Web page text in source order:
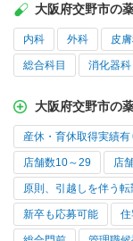
大阪府交野市の
内科 外科 皮
総合科目 消化器科
大阪府交野市の
産休・育休取得実績有
店舗数10～29 店
原則、引越しを伴う転
新卒も応募可能 住